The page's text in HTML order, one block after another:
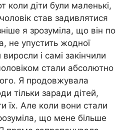
коли діти були маленькі,
став задивлятися
я зрозуміла, що він по
не упустить жодної
виросли і самі закінчили
стали абсолютно
Я продовжувала
тільки заради дітей,
їх. Але коли вони стали
що мене більше